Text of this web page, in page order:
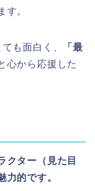
す。
も面白く、
「最
心から応援した
クター（見た目
力的です。